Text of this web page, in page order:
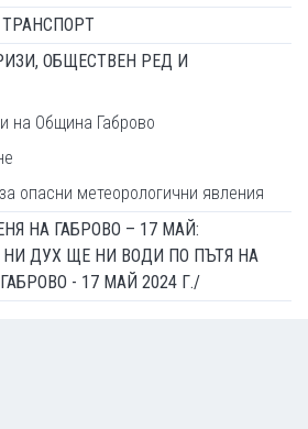
ОБЩЕСТВЕН РЕД И
на Община Габрово
опасни метеорологични явления
НА ГАБРОВО – 17 МАЙ:
ДУХ ЩЕ НИ ВОДИ ПО ПЪТЯ НА
- 17 МАЙ 2024 Г./